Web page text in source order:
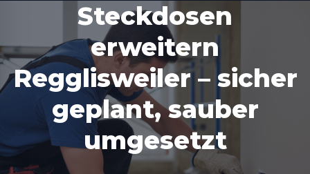
Steckdosen
erweitern
Regglisweiler – sicher
geplant, sauber
umgesetzt